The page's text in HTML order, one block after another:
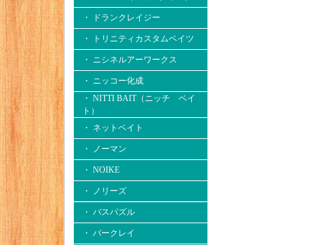
・ ドランクレイジー
・ トリニティカスタムベイツ
・ ニシネルアーワークス
・ ニッコー化成
・ NITTI BAIT（ニッチ ベイ
ト）
・ ネットベイト
・ ノーマン
・ NOIKE
・ ノリーズ
・ バスパズル
・ バークレイ